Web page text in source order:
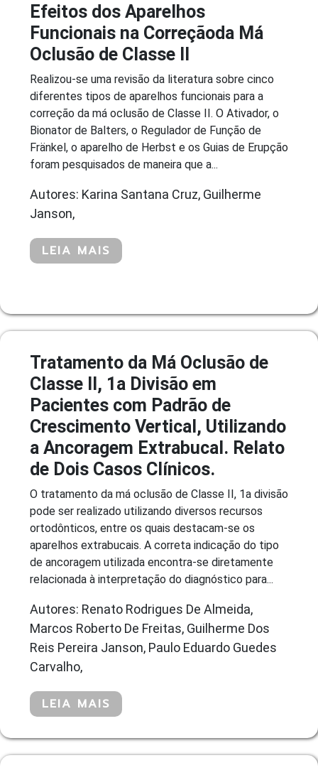
Efeitos dos Aparelhos
Funcionais na Correçãoda Má
Oclusão de Classe II
Realizou-se uma revisão da literatura sobre cinco
diferentes tipos de aparelhos funcionais para a
correção da má oclusão de Classe II. O Ativador, o
Bionator de Balters, o Regulador de Função de
Fränkel, o aparelho de Herbst e os Guias de Erupção
foram pesquisados de maneira que a...
Autores: Karina Santana Cruz, Guilherme
Janson,
LEIA MAIS
Tratamento da Má Oclusão de
Classe II, 1a Divisão em
Pacientes com Padrão de
Crescimento Vertical, Utilizando
a Ancoragem Extrabucal. Relato
de Dois Casos Clínicos.
O tratamento da má oclusão de Classe II, 1a divisão
pode ser realizado utilizando diversos recursos
ortodônticos, entre os quais destacam-se os
aparelhos extrabucais. A correta indicação do tipo
de ancoragem utilizada encontra-se diretamente
relacionada à interpretação do diagnóstico para...
Autores: Renato Rodrigues De Almeida,
Marcos Roberto De Freitas, Guilherme Dos
Reis Pereira Janson, Paulo Eduardo Guedes
Carvalho,
LEIA MAIS